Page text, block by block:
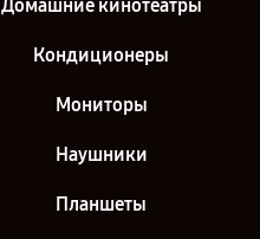
Домашние кинотеатры
Кондиционеры
Мониторы
Наушники
Планшеты